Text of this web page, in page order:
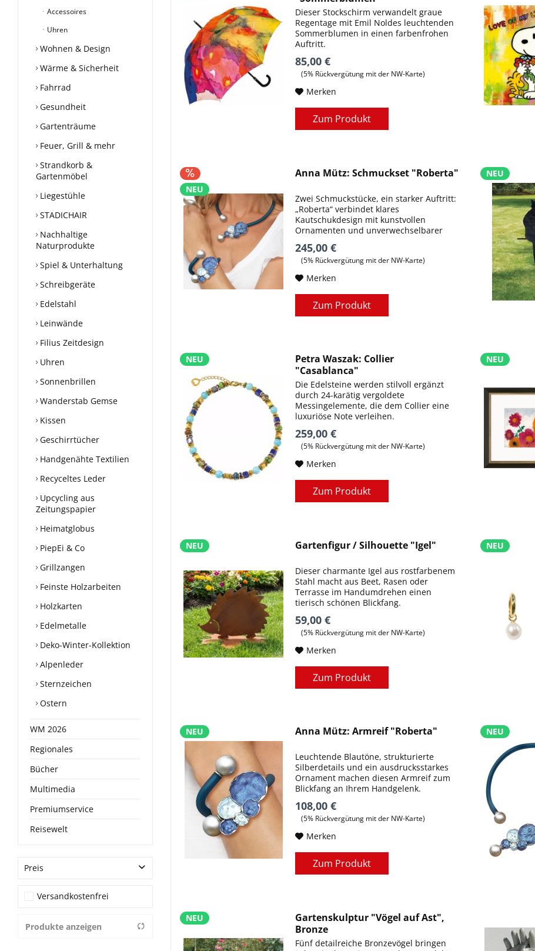
Accessoires
Uhren
Wohnen & Design
Wärme & Sicherheit
Fahrrad
Gesundheit
Gartenträume
Feuer, Grill & mehr
Strandkorb &
Gartenmöbel
Liegestühle
STADICHAIR
Nachhaltige
Naturprodukte
Spiel & Unterhaltung
Schreibgeräte
Edelstahl
Leinwände
Filius Zeitdesign
Uhren
Sonnenbrillen
Wanderstab Gemse
Kissen
Geschirrtücher
Handgenähte Textilien
Recyceltes Leder
Upcycling aus
Zeitungspapier
Heimatglobus
PiepEi & Co
Grillzangen
Feinste Holzarbeiten
Holzkarten
Edelmetalle
Deko-Winter-Kollektion
Alpenleder
Sternzeichen
Ostern
WM 2026
Regionales
Bücher
Multimedia
Premiumservice
Reisewelt
Preis
Versandkostenfrei
Produkte anzeigen
Dieser Stockschirm verwandelt graue
Regentage mit Emil Noldes leuchtenden
Sommerblumen in einen farbenfrohen
Auftritt.
85,00 €
(5% Rückvergütung mit der NW-Karte)
Merken
Zum Produkt
NEU
Anna Mütz: Schmuckset "Roberta"
Zwei Schmuckstücke, ein starker Auftritt:
„Roberta“ verbindet klares
Kautschukdesign mit kunstvollen
Ornamenten und unverwechselbarer
245,00 €
(5% Rückvergütung mit der NW-Karte)
Merken
Zum Produkt
NEU
NEU
Petra Waszak: Collier
"Casablanca"
Die Edelsteine werden stilvoll ergänzt
durch 24-karätig vergoldete
Messingelemente, die dem Collier eine
luxuriöse Note verleihen.
259,00 €
(5% Rückvergütung mit der NW-Karte)
Merken
Zum Produkt
NEU
NEU Gartenfigur / Silhouette "Igel"
Dieser charmante Igel aus rostfarbenem
Stahl macht aus Beet, Rasen oder
Terrasse im Handumdrehen einen
tierisch schönen Blickfang.
59,00 €
(5% Rückvergütung mit der NW-Karte)
Merken
Zum Produkt
NEU
NEU Anna Mütz: Armreif "Roberta"
Leuchtende Blautöne, strukturierte
Silberdetails und ein ausdrucksstarkes
Ornament machen diesen Armreif zum
Blickfang an Ihrem Handgelenk.
108,00 €
(5% Rückvergütung mit der NW-Karte)
Merken
Zum Produkt
NEU
NEU
Gartenskulptur "Vögel auf Ast",
Bronze
Fünf detailreiche Bronzevögel bringen